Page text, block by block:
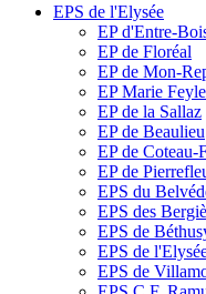
EPS de l'Elysée
EP d'Entre-
EP de Floréal
EP de Mon-
EP Marie
EP de la Sallaz
EP de Beaulieu
EP de Coteau-
EP de
EPS du
EPS des
EPS de
EPS de
EPS de